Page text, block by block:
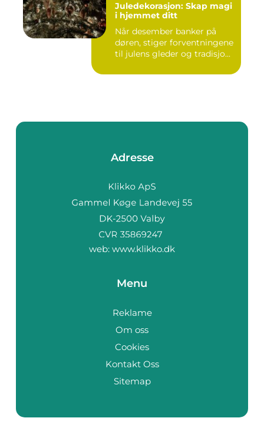
Juledekorasjon: Skap magi
i hjemmet ditt
Når desember banker på
døren, stiger forventningene
til julens gleder og tradisjo...
Adresse
web: www.klikko.dk
Menu
Reklame
Om oss
Cookies
Kontakt Oss
Sitemap